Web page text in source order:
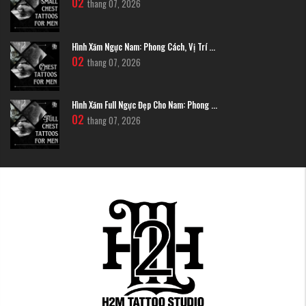
Vị Trí Trên Đùi: Ngoài, Trong, Trước
thang 07, 2026
Hình Xăm Ngực Nam: Phong Cách, Vị Trí ...
02 thang 07, 2026
Hình Xăm Full Ngực Đẹp Cho Nam: Phong ...
02 thang 07, 2026